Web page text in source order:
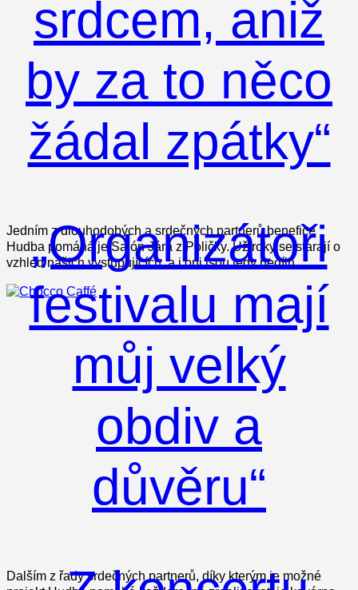
srdcem, aniž
by za to něco
žádal zpátky“
Jedním z dlouhodobých a srdečných partnerů benefice
Hudba pomáhá je Salón Jára z Poličky. Už roky se starají o
vzhled našich vystupujících, a i oni jsou tedy nedíln
„Organizátoři
festivalu mají
můj velký
obdiv a
důvěru“
Dalším z řady srdečných partnerů, díky kterým je možné